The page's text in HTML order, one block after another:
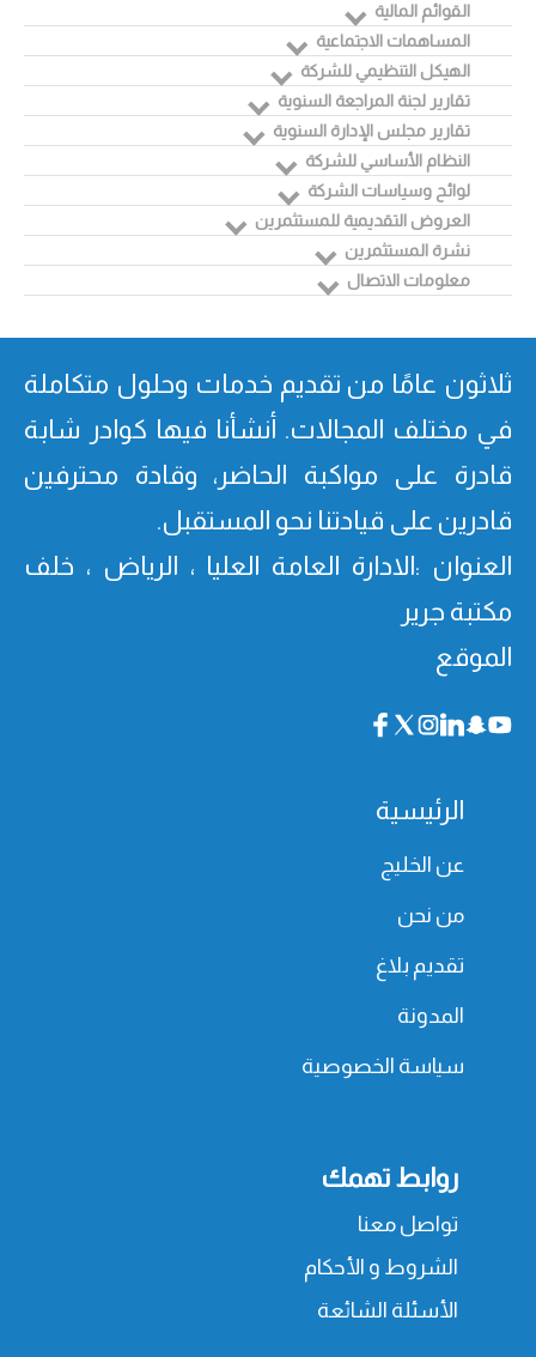
القوائم المالية
المساهمات الاجتماعية
الهيكل التنظيمي للشركة
تقارير لجنة المراجعة السنوية
تقارير مجلس الإدارة السنوية
النظام الأساسي للشركة
لوائح وسياسات الشركة
العروض التقديمية للمستثمرين
نشرة المستثمرين
معلومات الاتصال
ثلاثون عامًا من تقدیم خدمات وحلول متكاملة
في مختلف المجالات. أنشأنا فیھا كوادر شابة
قادرة على مواكبة الحاضر، وقادة محترفین
قادرین على قیادتنا نحو المستقبل.
العنوان :الادارة العامة العليا ، الرياض ، خلف
مكتبة جرير
الموقع
الرئيسية
عن الخليج
من نحن
تقديم بلاغ
المدونة
سياسة الخصوصية
روابط تهمك
تواصل معنا
الشروط و الأحكام
الأسئلة الشائعة